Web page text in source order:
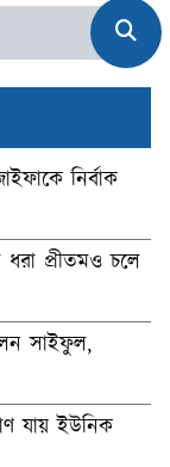
নির্বাক
প্রীতমও চলে
সাইফুল,
যায় ইউনিক